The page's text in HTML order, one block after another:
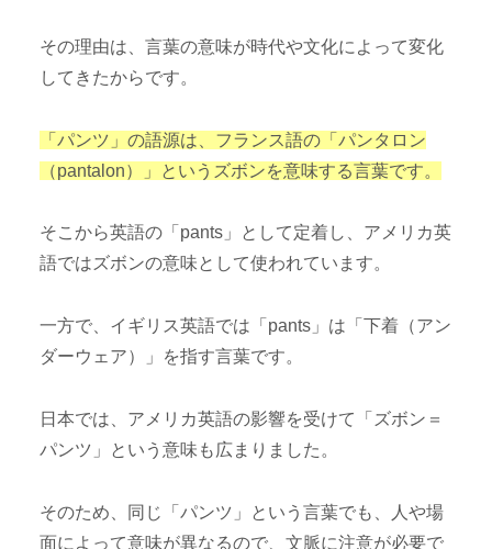
その理由は、言葉の意味が時代や文化によって変化
してきたからです。
「パンツ」の語源は、フランス語の「パンタロン
（pantalon）」というズボンを意味する言葉です。
そこから英語の「pants」として定着し、アメリカ英
語ではズボンの意味として使われています。
一方で、イギリス英語では「pants」は「下着（アン
ダーウェア）」を指す言葉です。
日本では、アメリカ英語の影響を受けて「ズボン＝
パンツ」という意味も広まりました。
そのため、同じ「パンツ」という言葉でも、人や場
面によって意味が異なるので、文脈に注意が必要で